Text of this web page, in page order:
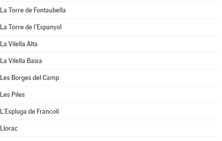
La Torre de Fontaubella
La Torre de l'Espanyol
La Vilella Alta
La Vilella Baixa
Les Borges del Camp
Les Piles
L'Espluga de Francolí
Llorac